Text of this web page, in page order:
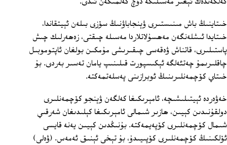
خىتاينىڭ باش مىنىستىرى ۋېنجاباۋنىڭ سۆزى بىلەن ئېيتقاندا،
خىتايدا ئىشلەنگەن مەھسۇلاتلاردا مەسىلە چىقتى، زەھەرلىك چىش
پاستىلىرى، قاتناش ۋەقەسى چىقىرىشى مۇمكىن بولغان ئاپتوموبىل
چاقلىرىمۇ چەتئەلگە ئېكىسپورت قىلىنىپ يامان تەسىر بەردى. بۇ
خىتاي كۆچمەنلىرىنىڭ ئوبرازىنى پەسلەتمەكتە.
خەۋەردە ئېيتىلىشىچە، ئامېرىكىغا كەلگەن ۋېنجو كۆچمەنلىرى
دولقۇنىدىن كېيىن، ھازىر شىمالى ئامېرىكىغا كېلىدىغان شەرقىي
شىمال كۆچمەنلىرى كۆپەيمەكتە. بۇنىڭدىن كېيىن يەنە قايسى
ئۆلكىنىڭ كۆچمەنلىرى كۆپىيىدۇ، بۇ تېخى ئېنىق ئەمەس. (ۋەلى)